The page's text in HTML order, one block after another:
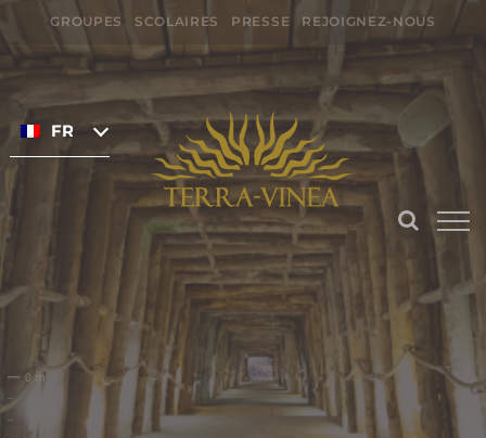
Passer
au
contenu
GROUPES SCOLAIRES PRESSE REJOIGNEZ-NOUS
Rechercher:
FRANÇAIS